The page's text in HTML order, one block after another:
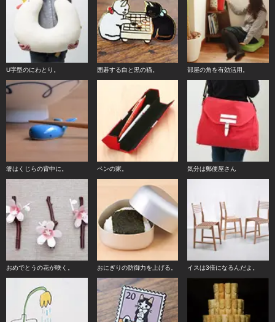
U字型のにわとり。 囲碁する白と黒の猫。 部屋の角を有効活用。
箸はくじらの背中に。 ペンの家。 気分は郵便屋さん
おめでとうの花が咲く。 おにぎりの防御力を上げる。 イスは3倍になるんだよ。